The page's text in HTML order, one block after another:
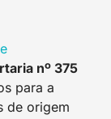
nº 375
para a
de origem